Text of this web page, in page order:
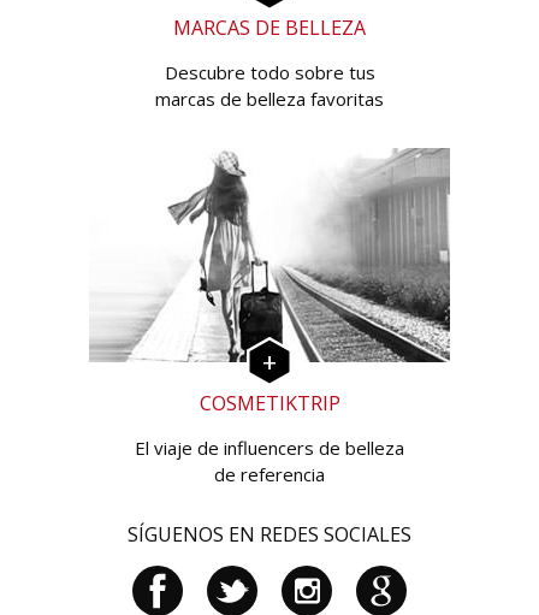
MARCAS DE BELLEZA
Descubre todo sobre tus
marcas de belleza favoritas
COSMETIKTRIP
El viaje de influencers de belleza
de referencia
SÍGUENOS EN REDES SOCIALES